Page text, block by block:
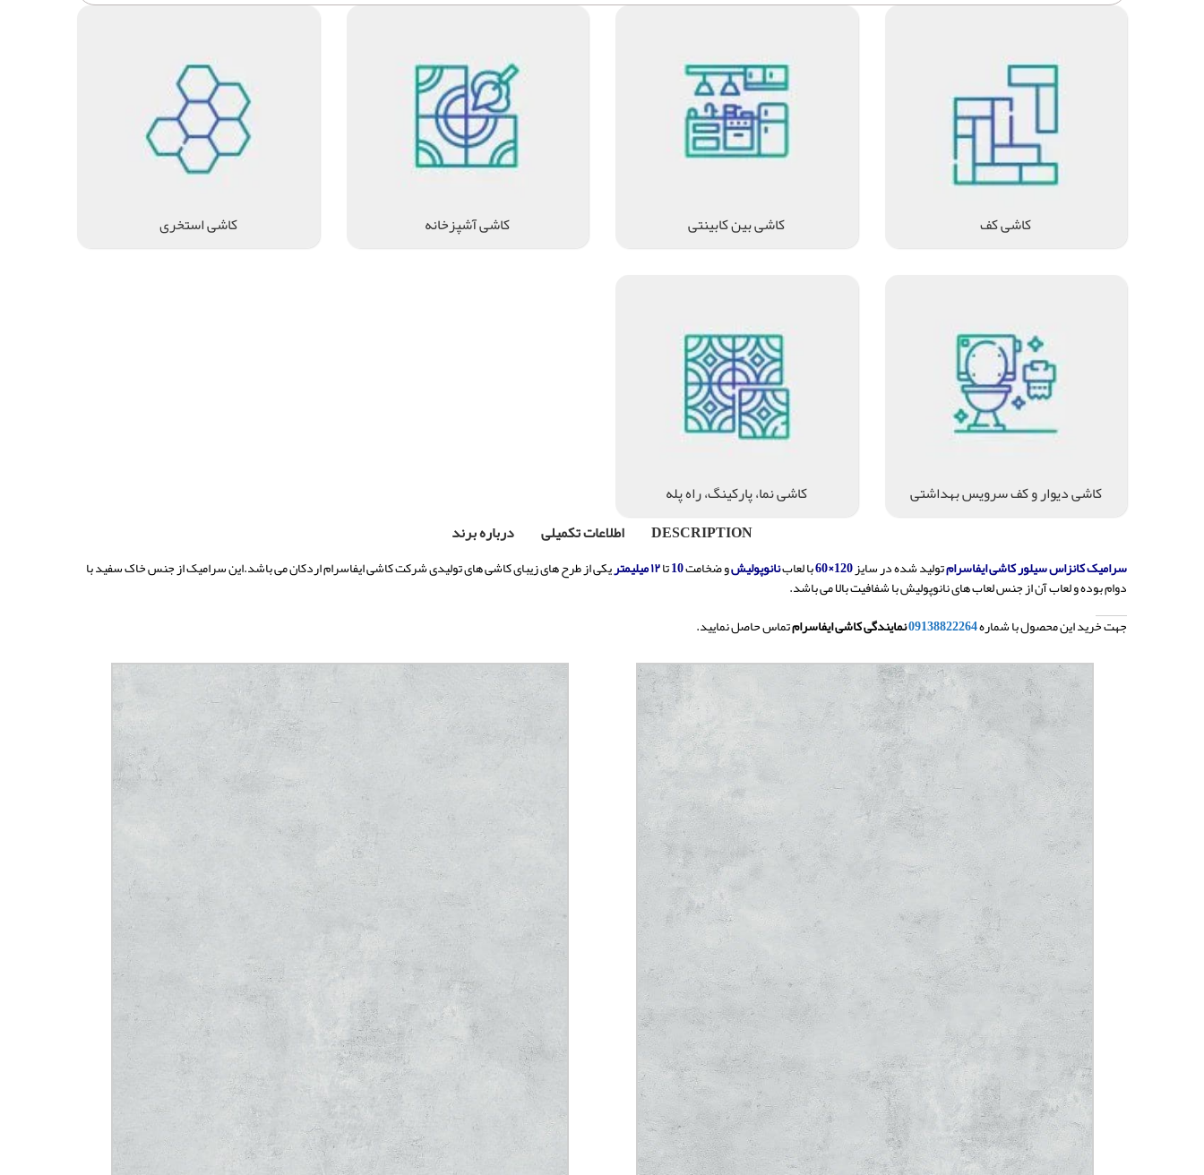
کاشی کف کاشی بین کابینتی کاشی آشپزخانه کاشی استخری
کاشی دیوار و کف سرویس بهداشتی
کاشی نما، پارکینگ، راه پله
DESCRIPTION
اطلاعات تکمیلی درباره برند
سرامیک کانزاس سیلور کاشی ایفاسرامتولید شده در سایز با لعابنانوپولیشو ضخامت10تا۱۲ میلیمتر یکی از طرح های زیبای کاشی های تولیدی شرکت کاشی ایفاسرام اردکان می باشد.این سرامیک از جنس خاک سفید با
دوام بوده و لعاب آن از جنس لعاب های نانوپولیش با شفافیت بالا می باشد.
جهت خرید این محصول با شماره09138822264نمایندگی کاشی ایفاسرامتماس حاصل نمایید.